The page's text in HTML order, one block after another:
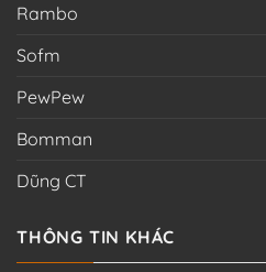
Rambo
Sofm
PewPew
Bomman
Dũng CT
THÔNG TIN KHÁC